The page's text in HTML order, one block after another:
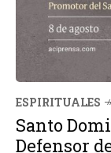
ESPIRITUALES
Santo
Defensor